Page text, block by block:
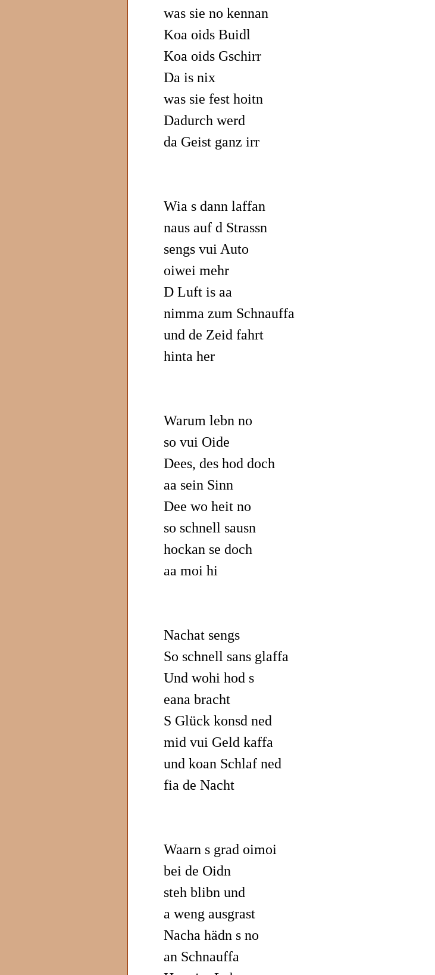
was sie no kennan
Koa oids Buidl
Koa oids Gschirr
Da is nix
was sie fest hoitn
Dadurch werd
da Geist ganz irr
Wia s dann laffan
naus auf d Strassn
sengs vui Auto
oiwei mehr
D Luft is aa
nimma zum Schnauffa
und de Zeid fahrt
hinta her
Warum lebn no
so vui Oide
Dees, des hod doch
aa sein Sinn
Dee wo heit no
so schnell sausn
hockan se doch
aa moi hi
Nachat sengs
So schnell sans glaffa
Und wohi hod s
eana bracht
S Glück konsd ned
mid vui Geld kaffa
und koan Schlaf ned
fia de Nacht
Waarn s grad oimoi
bei de Oidn
steh blibn und
a weng ausgrast
Nacha hädn s no
an Schnauffa